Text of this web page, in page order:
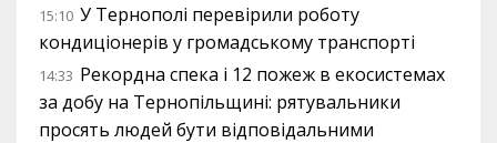
15:10 У Тернополі перевірили роботу
кондиціонерів у громадському транспорті
14:33 Рекордна спека і 12 пожеж в екосистемах
за добу на Тернопільщині: рятувальники
просять людей бути відповідальними